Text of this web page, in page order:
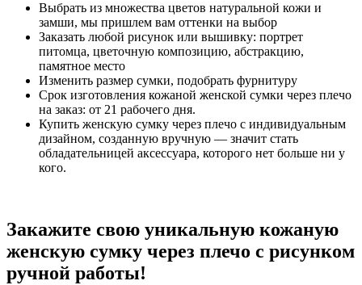
Выбрать из множества цветов натуральной кожи и
замши, мы пришлем вам оттенки на выбор
Заказать любой рисунок или вышивку: портрет
питомца, цветочную композицию, абстракцию,
памятное место
Изменить размер сумки, подобрать фурнитуру
Срок изготовления кожаной женской сумки через плечо
на заказ: от 21 рабочего дня.
Купить женскую сумку через плечо с индивидуальным
дизайном, созданную вручную — значит стать
обладательницей аксессуара, которого нет больше ни у
кого.
Закажите свою уникальную кожаную
женскую сумку через плечо с рисунком
ручной работы!